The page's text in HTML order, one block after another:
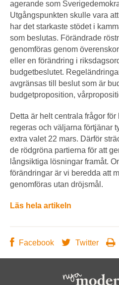
agerande som
Utgångspunkten skulle vara
har det starkaste stödet i
som beslutas. Förändrade
genomföras genom
eller en förändring i
budgetbeslutet.
avgränsas till beslut som är
budgetproposition,
Detta är helt centrala frågor
regeras och väljarna förtjänar
extra valet 22 mars. Därför
de rödgröna partierna för att
långsiktiga lösningar framåt.
förändringar är vi beredda att
genomföras utan dröjsmål.
Läs hela artikeln
Facebook Twitter